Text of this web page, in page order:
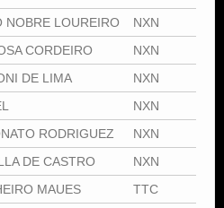
NOBRE LOUREIRO
NXN
CORDEIRO
NXN
DE LIMA
NXN
NXN
RODRIGUEZ
NXN
DE CASTRO
NXN
MAUES TTC